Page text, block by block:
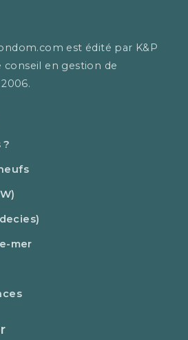
est édité par K&P
conseil en gestion de
?
mer